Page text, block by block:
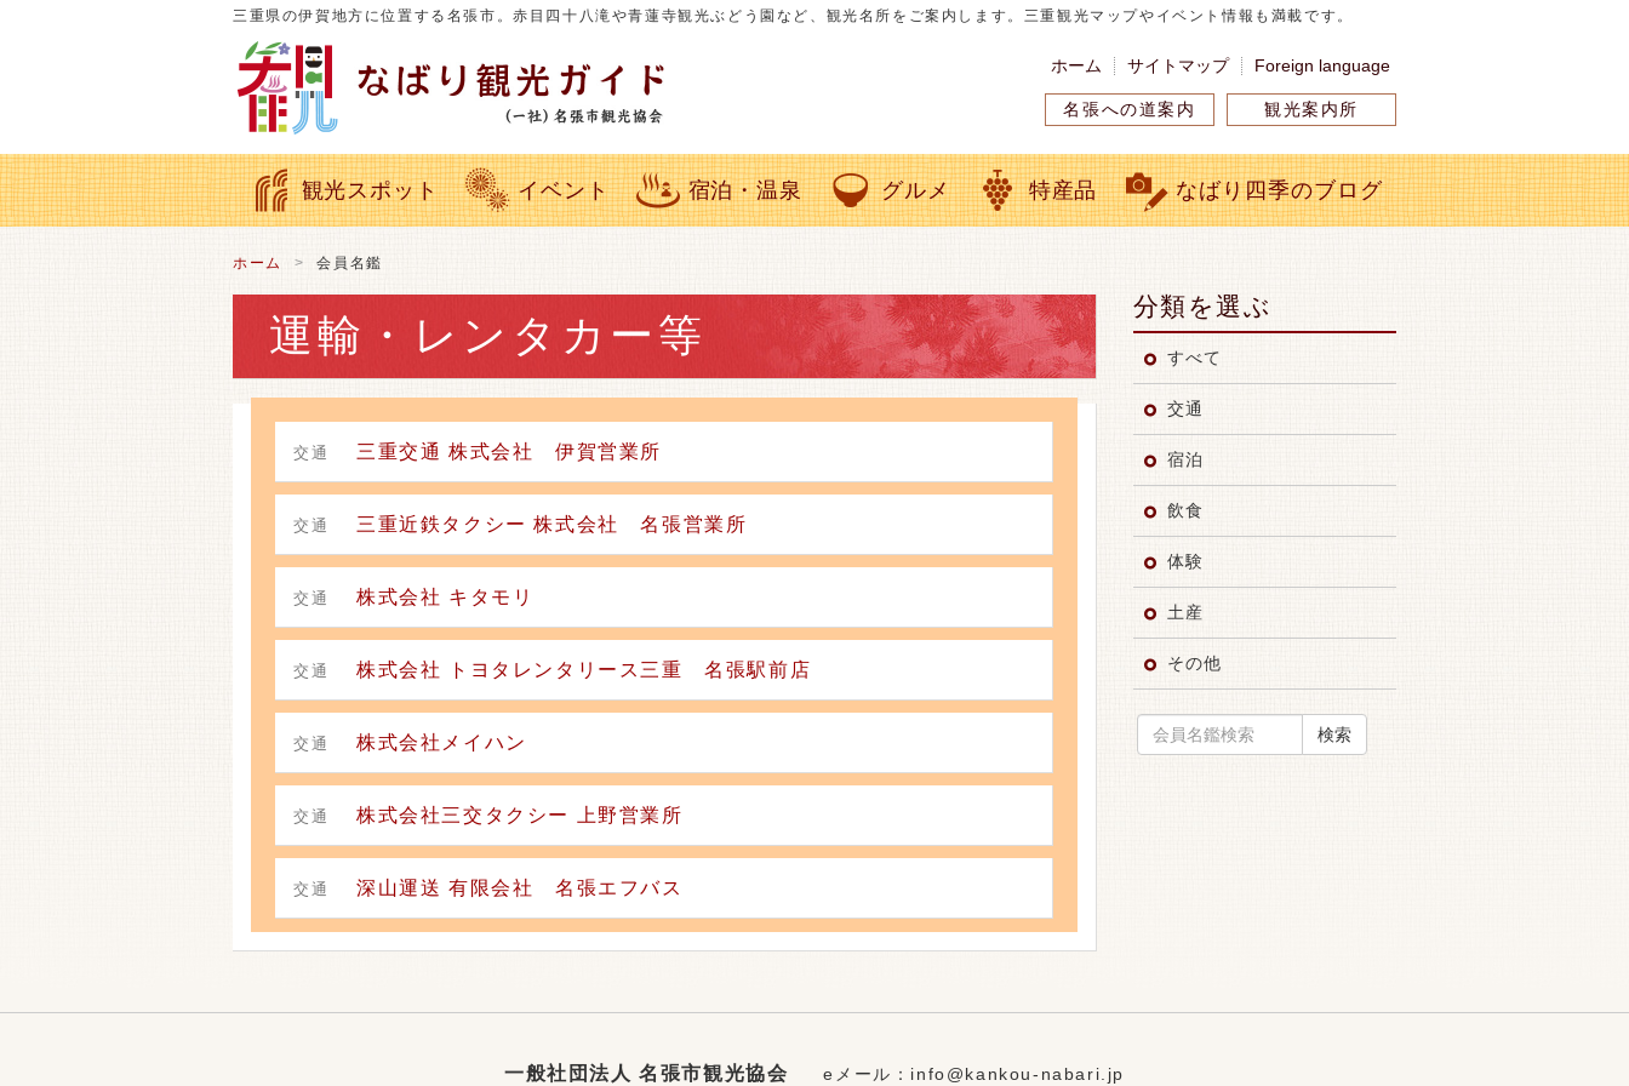
三重県の伊賀地方に位置する名張市。赤目四十八滝や青蓮寺観光ぶどう園など、観光名所をご案内します。三重観光マップやイベント情報も満載です。
ホーム サイトマップ Foreign language
名張への道案内 観光案内所
観光スポット イベント 宿泊・温泉 グルメ 特産品 なばり四季のブログ
ホーム 会員名鑑
分類を選ぶ
すべて
交通
宿泊
飲食
体験
土産
その他
検索
運輸・レンタカー等
交通 三重交通 株式会社 伊賀営業所
交通 三重近鉄タクシー 株式会社 名張営業所
交通 株式会社 キタモリ
交通 株式会社 トヨタレンタリース三重 名張駅前店
交通 株式会社メイハン
交通 株式会社三交タクシー 上野営業所
交通 深山運送 有限会社 名張エフバス
一般社団法人 名張市観光協会 eメール：info@kankou-nabari.jp